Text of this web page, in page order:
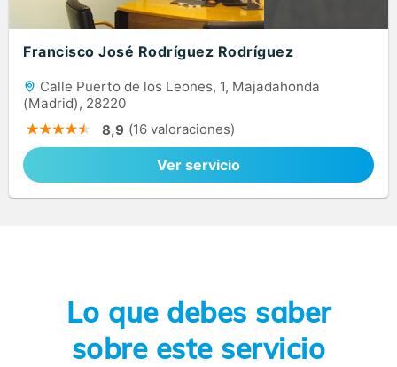
Francisco José Rodríguez Rodríguez
Calle Puerto de los Leones, 1, Majadahonda
(Madrid), 28220
8,9 (16 valoraciones)
Ver servicio
Lo que debes saber
sobre este servicio